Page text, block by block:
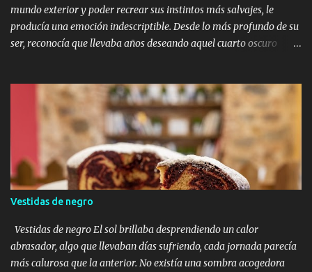
mundo exterior y poder recrear sus instintos más salvajes, le
producía una emoción indescriptible. Desde lo más profundo de su
ser, reconocía que llevaba años deseando aquel cuarto oscuro
persona rara, extrovertida, incluso en algunas ocasiones notaba
miradas de miedo y de desprecio. El miedo no sabía por qué, y el
desprecio posiblemente era por su forma de ser, de vestir, de decir
las cosas, de no aceptar la convivencia tal y como se planteaba en
la mayoría de la sociedad. Él era un ser distinto, creativo, soñador,
y si, se había intentado adaptar a un mundo que no era el suyo, a
una sociedad que no lo entendía, a una rutina que lo sumergía en
un estado de depresión, a unas normas impuestas por hombres
como él, que lo único que intentaban era crear grupos de personas
afines a sus intereses. ...
Vestidas de negro
Vestidas de negro El sol brillaba desprendiendo un calor
abrasador, algo que llevaban días sufriendo, cada jornada parecía
más calurosa que la anterior. No existía una sombra acogedora